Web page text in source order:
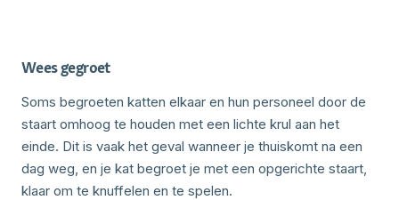
Wees gegroet
Soms begroeten katten elkaar en hun personeel door de
staart omhoog te houden met een lichte krul aan het
einde. Dit is vaak het geval wanneer je thuiskomt na een
dag weg, en je kat begroet je met een opgerichte staart,
klaar om te knuffelen en te spelen.